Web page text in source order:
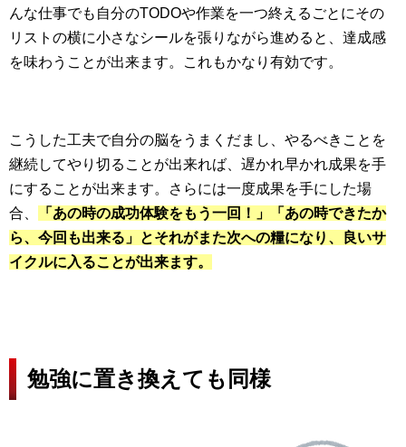
んな仕事でも自分のTODOや作業を一つ終えるごとにその
リストの横に小さなシールを張りながら進めると、達成感
を味わうことが出来ます。これもかなり有効です。
こうした工夫で自分の脳をうまくだまし、やるべきことを
継続してやり切ることが出来れば、遅かれ早かれ成果を手
にすることが出来ます。さらには一度成果を手にした場
合、
「あの時の成功体験をもう一回！」「あの時できたか
ら、今回も出来る」とそれがまた次への糧になり、良いサ
イクルに入ることが出来ます。
勉強に置き換えても同様